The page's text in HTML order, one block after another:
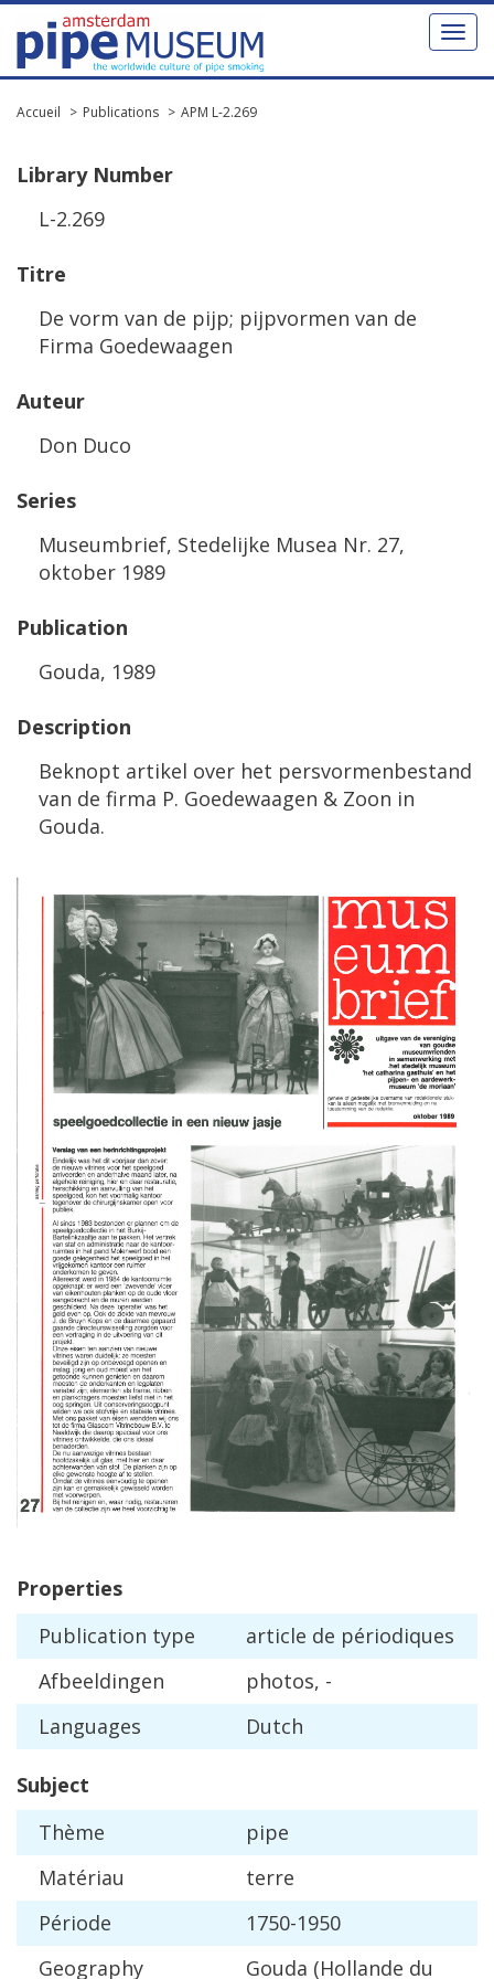
Toggle
Accueil Publications APM L-2.269
Library Number
L-2.269
Titre
De vorm van de pijp; pijpvormen van de
Firma Goedewaagen
Auteur
Don Duco
Series
Museumbrief, Stedelijke Musea Nr. 27,
oktober 1989
Publication
Gouda, 1989
Description
Beknopt artikel over het persvormenbestand
van de firma P. Goedewaagen & Zoon in
Gouda.
Properties
Publication type article de périodiques
Afbeeldingen
photos, -
Languages
Dutch
Subject
Thème
pipe
Matériau
terre
Période 1750-1950
Geography
Gouda (Hollande du